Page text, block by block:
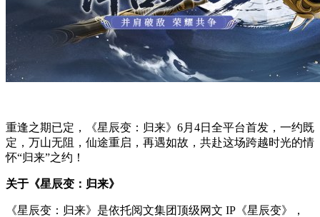
重逢之期已定，《星辰变：归来》6月4日全平台首发，一约既
定，万山无阻，仙途重启，再遇如故，共赴这场跨越时光的情
怀“归来”之约！
关于《星辰变：归来》
《星辰变：归来》是依托阅文集团顶级网文 IP《星辰变》，